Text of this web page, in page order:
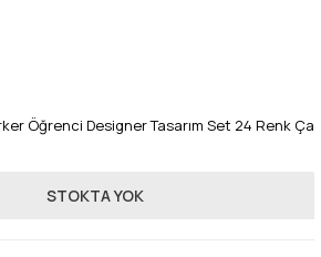
Öğrenci Designer Tasarım Set 24 Renk
750,00 TL
STOKTA YOK